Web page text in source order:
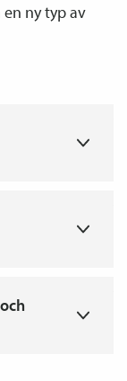
ny typ av